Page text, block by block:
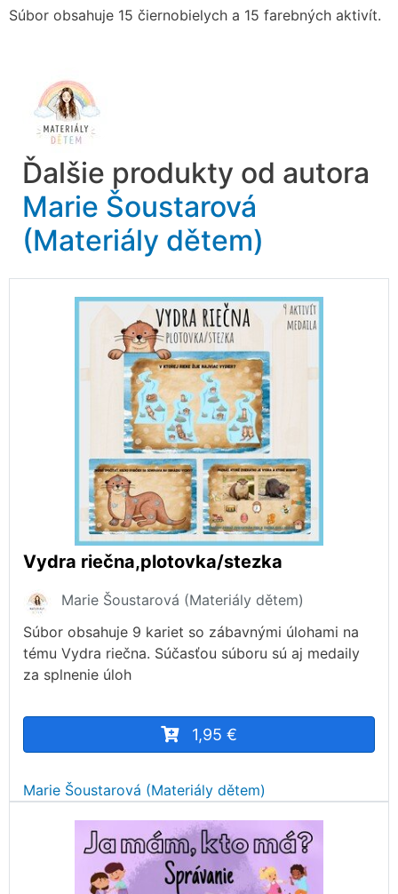
Súbor obsahuje 15 čiernobielych a 15 farebných aktivít.
Ďalšie produkty od autora
Marie Šoustarová
(Materiály dětem)
Vydra riečna,plotovka/stezka
Marie Šoustarová (Materiály dětem)
Súbor obsahuje 9 kariet so zábavnými úlohami na
tému Vydra riečna. Súčasťou súboru sú aj medaily
za splnenie úloh
1,95 €
Marie Šoustarová (Materiály dětem)